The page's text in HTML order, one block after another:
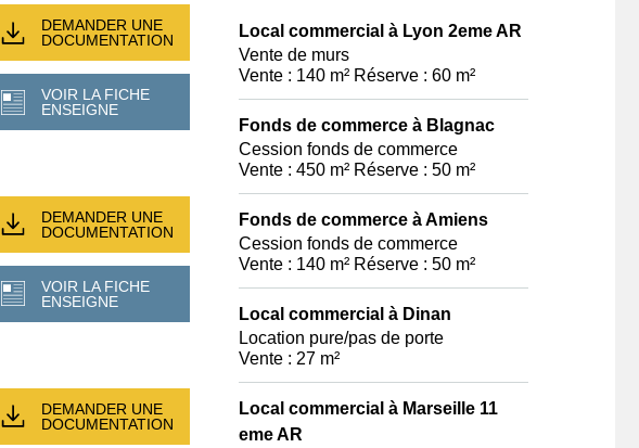
DEMANDER UNE
DOCUMENTATION
VOIR LA FICHE
ENSEIGNE
DEMANDER UNE
DOCUMENTATION
VOIR LA FICHE
ENSEIGNE
DEMANDER UNE
DOCUMENTATION
Local commercial à Lyon 2eme AR
Vente de murs
Vente : 140 m² Réserve : 60 m²
Fonds de commerce à Blagnac
Cession fonds de commerce
Vente : 450 m² Réserve : 50 m²
Fonds de commerce à Amiens
Cession fonds de commerce
Vente : 140 m² Réserve : 50 m²
Local commercial à Dinan
Location pure/pas de porte
Vente : 27 m²
Local commercial à Marseille 11
eme AR